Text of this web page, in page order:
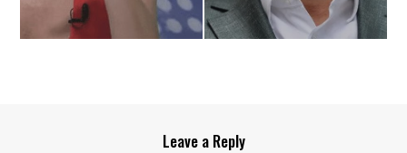
Leave a Reply